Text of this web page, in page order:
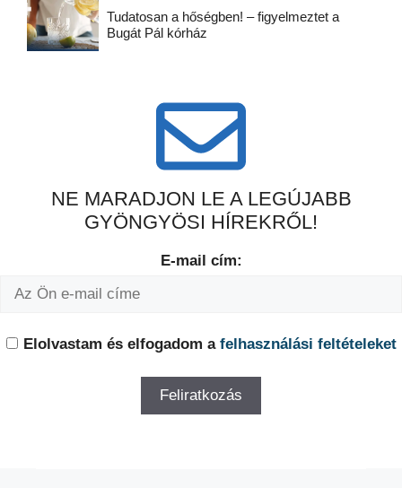
Tudatosan a hőségben! – figyelmeztet a
Bugát Pál kórház
NE MARADJON LE A LEGÚJABB
GYÖNGYÖSI HÍREKRŐL!
E-mail cím:
Elolvastam és elfogadom a felhasználási feltételeket